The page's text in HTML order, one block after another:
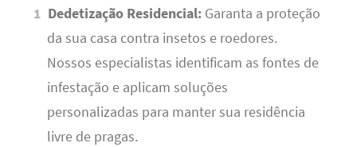
Dedetização Residencial: Garanta a proteção
da sua casa contra insetos e roedores.
Nossos especialistas identificam as fontes de
infestação e aplicam soluções
personalizadas para manter sua residência
livre de pragas.